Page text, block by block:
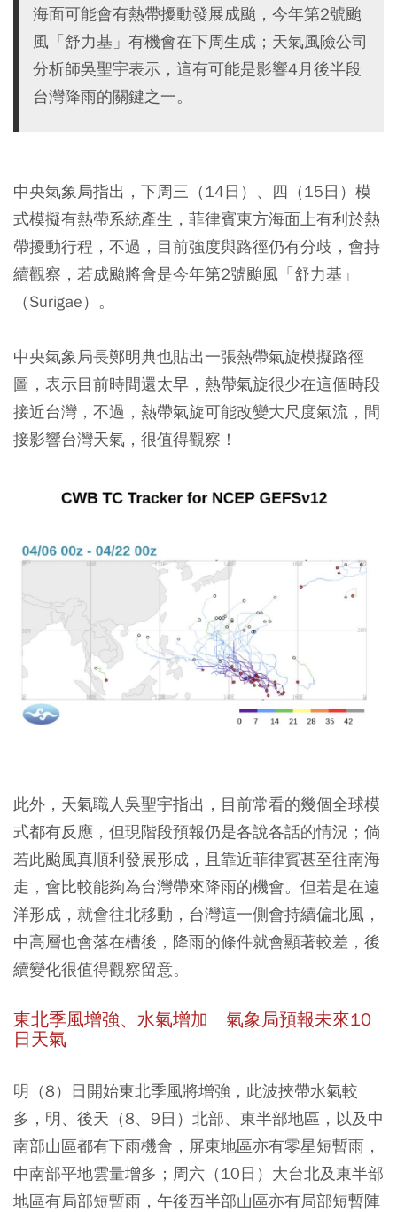
海面可能會有熱帶擾動發展成颱，今年第2號颱
風「舒力基」有機會在下周生成；天氣風險公司
分析師吳聖宇表示，這有可能是影響4月後半段
台灣降雨的關鍵之一。
中央氣象局指出，下周三（14日）、四（15日）模
式模擬有熱帶系統產生，菲律賓東方海面上有利於熱
帶擾動行程，不過，目前強度與路徑仍有分歧，會持
續觀察，若成颱將會是今年第2號颱風「舒力基」
（Surigae）。
中央氣象局長鄭明典也貼出一張熱帶氣旋模擬路徑
圖，表示目前時間還太早，熱帶氣旋很少在這個時段
接近台灣，不過，熱帶氣旋可能改變大尺度氣流，間
接影響台灣天氣，很值得觀察！
此外，天氣職人吳聖宇指出，目前常看的幾個全球模
式都有反應，但現階段預報仍是各說各話的情況；倘
若此颱風真順利發展形成，且靠近菲律賓甚至往南海
走，會比較能夠為台灣帶來降雨的機會。但若是在遠
洋形成，就會往北移動，台灣這一側會持續偏北風，
中高層也會落在槽後，降雨的條件就會顯著較差，後
續變化很值得觀察留意。
東北季風增強、水氣增加 氣象局預報未來10
日天氣
明（8）日開始東北季風將增強，此波挾帶水氣較
多，明、後天（8、9日）北部、東半部地區，以及中
南部山區都有下雨機會，屏東地區亦有零星短暫雨，
中南部平地雲量增多；周六（10日）大台北及東半部
地區有局部短暫雨，午後西半部山區亦有局部短暫陣